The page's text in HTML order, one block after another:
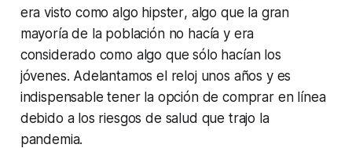
era visto como algo hipster, algo que la gran
mayoría de la población no hacía y era
considerado como algo que sólo hacían los
jóvenes. Adelantamos el reloj unos años y es
indispensable tener la opción de comprar en línea
debido a los riesgos de salud que trajo la
pandemia.